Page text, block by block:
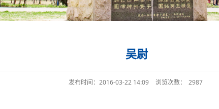
吴尉
发布时间：2016-03-22 14:09 浏览次数： 2987